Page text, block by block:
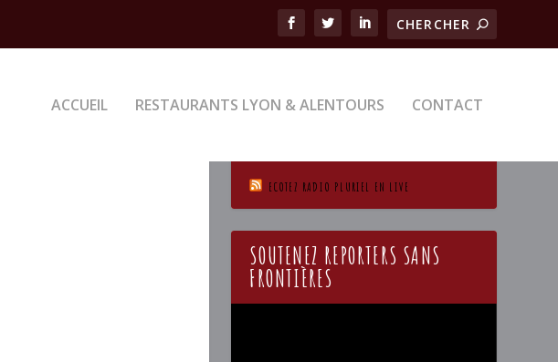
ACCUEIL RESTAURANTS LYON & ALENTOURS CONTACT
ECOTEZ RADIO PLURIEL EN LIVE
SOUTENEZ REPORTERS SANS
FRONTIÈRES